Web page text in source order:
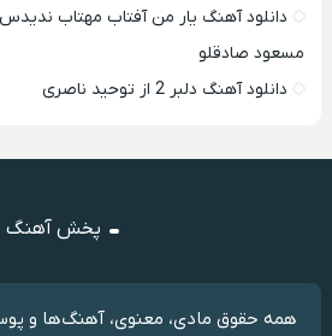
دانلود آهنگ یار من آفتاب مهتاب
مسعود صادقلو
دانلود آهنگ دلبر 2 از توحید ناصری
پخش آهنگ
همه حقوق مادی، معنوی، آهنگ‌ها و